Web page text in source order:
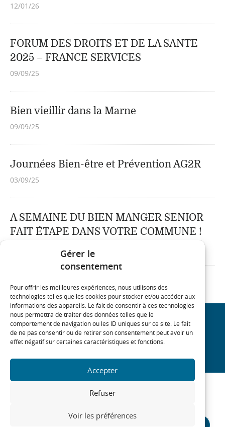
Gérer le
consentement
Pour offrir les meilleures expériences, nous utilisons des
technologies telles que les cookies pour stocker et/ou accéder aux
informations des appareils. Le fait de consentir à ces technologies
nous permettra de traiter des données telles que le
comportement de navigation ou les ID uniques sur ce site. Le fait
de ne pas consentir ou de retirer son consentement peut avoir un
effet négatif sur certaines caractéristiques et fonctions.
Accepter
Refuser
Voir les préférences
12/01/26
FORUM DES DROITS ET DE LA SANTE
2025 – FRANCE SERVICES
09/09/25
Bien vieillir dans la Marne
09/09/25
Journées Bien-être et Prévention AG2R
03/09/25
A SEMAINE DU BIEN MANGER SENIOR
FAIT ÉTAPE DANS VOTRE COMMUNE !
REJOIGNEZ NOTRE COMMUNAUTÉ
On
On
On
On
MARNE
Plan du site Mentions Légales
Contact